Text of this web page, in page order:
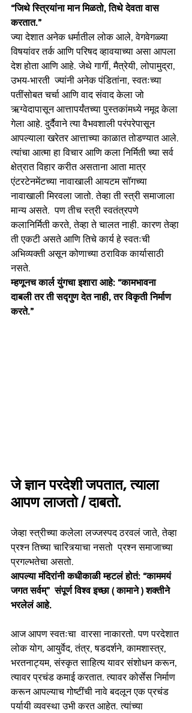
“जिथे स्त्रियांना मान मिळतो, तिथे देवता वास
करतात.”
ज्या देशात अनेक धर्मातील लोक आले, वेगवेगळ्या
विषयांवर तर्क आणि परिषद व्हावयाच्या असा आपला
देश होता आणि आहे. जेथे गार्गी, मैत्रेयी, लोपामुद्रा,
उभय-भारती  ज्यांनी अनेक पंडितांना, स्वतःच्या
पतींसोबत चर्चा आणि वाद संवाद केला जो
ऋग्वेदापासून आत्तापर्यंतच्या पुस्तकांमध्ये नमूद केला
गेला आहे. दुर्दैवाने त्या वैभवशाली परंपरेपासून
आपल्याला खरेतर आत्ताच्या काळात तोडण्यात आले.
त्यांचा आत्मा हा विचार आणि कला निर्मिती च्या सर्व
क्षेत्रात विहार करीत असताना आता मात्र
एंटरटेनमेंटच्या नावाखाली आयटम सॉगच्या
नावाखाली मिरवला जातो. तेव्हा ती स्त्री समाजाला
मान्य असते.  पण तीच स्त्री स्वतंत्रपणे
कलानिर्मिती करते, तेव्हा ते चालत नाही. कारण तेव्हा
ती एकटी असते आणि तिचे कार्य हे स्वतःची
अभिव्यक्ती असून कोणाच्या ठराविक कार्यासाठी
नसते.
म्हणूनच कार्ल युंगचा इशारा आहे: “कामभावना
दाबली तर ती सद्गुण देत नाही, तर विकृती निर्माण
करते.”
जे ज्ञान परदेशी जपतात, त्याला
आपण लाजतो / दाबतो.
जेव्हा स्त्रीच्या कलेला लज्जस्पद ठरवलं जाते, तेव्हा
प्रश्न तिच्या चारित्र्याचा नसतो  प्रश्न समाजाच्या
प्रगल्भतेचा असतो.
आपल्या मंदिरांनी कधीकाळी म्हटलं होतं: “काममयं
जगत सर्वम्”  संपूर्ण विश्व इच्छा ( कामाने ) शक्तीने
भरलेलं आहे.
आज आपण स्वतःचा  वारसा नाकारतो. पण परदेशात
लोक योग, आयुर्वेद, तंत्र, षडदर्शने, कामशास्त्र,
भरतनाट्यम, संस्कृत साहित्य यावर संशोधन करून,
त्यावर प्रचंड कमाई करतात. त्यावर कोर्सेस निर्माण
करून आपल्याच गोष्टींची नावे बदलून एक प्रचंड
पर्यायी व्यवस्था उभी करत आहेत. त्यांच्या